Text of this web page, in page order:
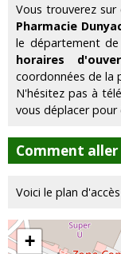
Vous trouverez
Pharmacie
le département de
horaires
coordonnées de la
N'hésitez pas à
vous déplacer
Comment
Voici le plan
+